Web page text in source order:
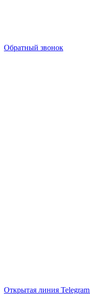
Обратный звонок
Открытая линия Telegram